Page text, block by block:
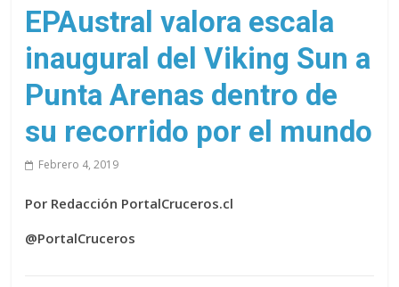
de
cruceros
en
un
solo
EPAustral valora escala
inaugural del Viking Sun a
Punta Arenas dentro de
su recorrido por el mundo
Febrero 4, 2019
Por Redacción PortalCruceros.cl
@PortalCruceros